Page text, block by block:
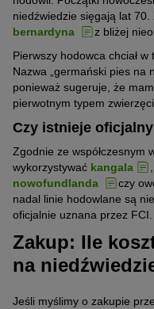
niedźwiedzie sięgają lat
bernardyna
z bliżej
Pierwszy hodowca chciał
Nazwa „germański pies na
ponieważ sugeruje, że
pierwotnym typem
Czy istnieje
Zgodnie ze współczesnym
wykorzystywać kangala
nowofundlanda
czy
nadal linie hodowlane są
oficjalnie uznana przez FCI.
Zakup: Ile
na
Jeśli myślimy o zakupie